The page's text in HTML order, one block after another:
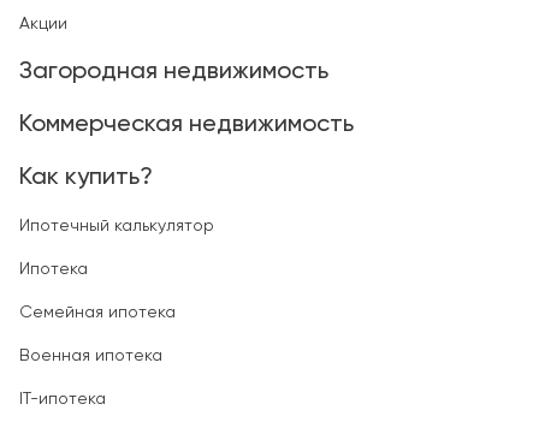
Акции
Загородная недвижимость
Коммерческая недвижимость
Как купить?
Ипотечный калькулятор
Ипотека
Семейная ипотека
Военная ипотека
IT-ипотека